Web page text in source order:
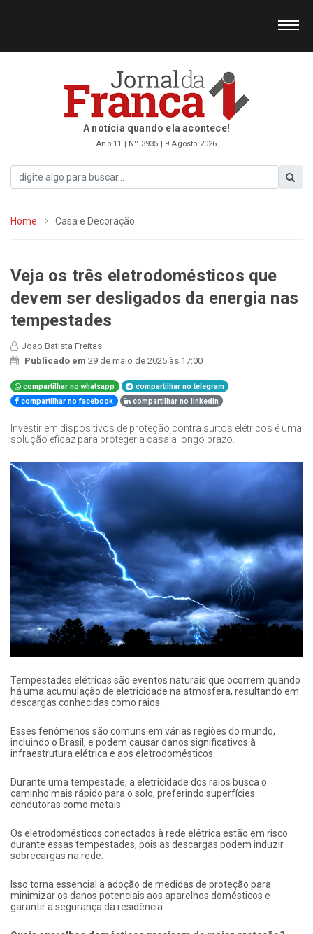
A notícia quando ela acontece!
Ano 11 | Nº 3935 | 9 Agosto 2026
Home Casa e Decoração
Veja os três eletrodomésticos que
devem ser desligados da energia nas
tempestades
Joao Batista Freitas
Publicado em 29 de maio de 2025 às 17:00
compartilhar no whatsapp
compartilhar no telegram
compartilhar no facebook
compartilhar no linkedin
Investir em dispositivos de proteção contra surtos elétricos é uma
solução eficaz para proteger a casa a longo prazo.
Tempestades elétricas são eventos naturais que ocorrem quando
há uma acumulação de eletricidade na atmosfera, resultando em
descargas conhecidas como raios.
Esses fenômenos são comuns em várias regiões do mundo,
incluindo o Brasil, e podem causar danos significativos à
infraestrutura elétrica e aos eletrodomésticos.
Durante uma tempestade, a eletricidade dos raios busca o
caminho mais rápido para o solo, preferindo superfícies
condutoras como metais.
Os eletrodomésticos conectados à rede elétrica estão em risco
durante essas tempestades, pois as descargas podem induzir
sobrecargas na rede.
Isso torna essencial a adoção de medidas de proteção para
minimizar os danos potenciais aos aparelhos domésticos e
garantir a segurança da residência.